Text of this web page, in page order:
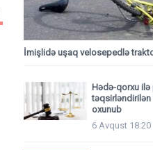
İmişlidə uşaq velosepedlə
Hədə-qorxu
oxunub
6 Avqust 18:20